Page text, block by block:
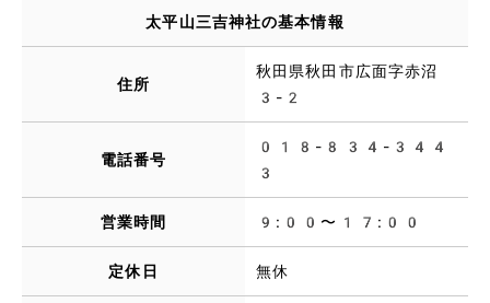
太平山三吉神社の基本情報
住所
秋田県秋田市広面字赤沼
3-2
電話番号
018-834-344
3
営業時間 9:00〜17:00
定休日 無休